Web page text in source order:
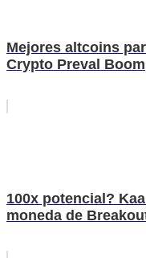
Mejores altcoins
Crypto Preval Boom
100x potencial?
moneda de